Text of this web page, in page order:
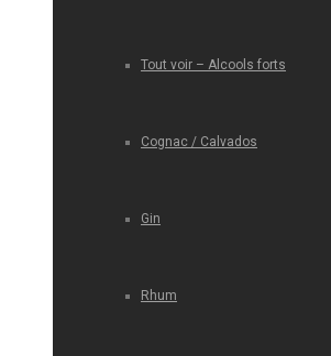
Tout voir – Alcools forts
Cognac / Calvados
Gin
Rhum